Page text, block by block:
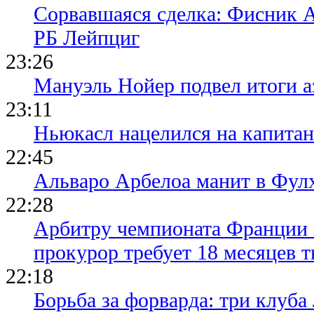
Сорвавшаяся сделка: Фисник
РБ Лейпциг
23:26
Мануэль Нойер подвел итоги
23:11
Ньюкасл нацелился на
22:45
Альваро Арбелоа манит в
22:28
Арбитру чемпионата Франции
прокурор требует 18 месяцев
22:18
Борьба за форварда: три